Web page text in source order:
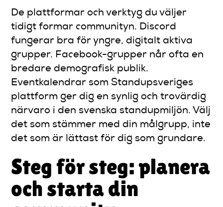
De plattformar och verktyg du väljer
tidigt formar communityn. Discord
fungerar bra för yngre, digitalt aktiva
grupper. Facebook-grupper når ofta en
bredare demografisk publik.
Eventkalendrar som Standupsveriges
plattform ger dig en synlig och trovärdig
närvaro i den svenska standupmiljön. Välj
det som stämmer med din målgrupp, inte
det som är lättast för dig som grundare.
Steg för steg: planera
och starta din